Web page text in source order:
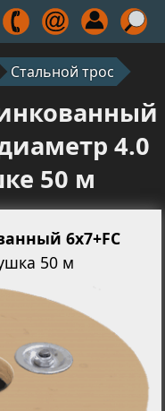
Стальной трос
4.0
50 м
6х7+FC
50 м